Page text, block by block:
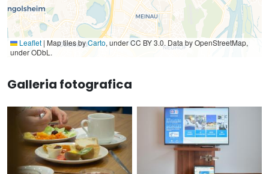
Leaflet | Map tiles byCarto, under CC BY 3.0. Data by OpenStreetMap,
under ODbL.
Galleria fotografica